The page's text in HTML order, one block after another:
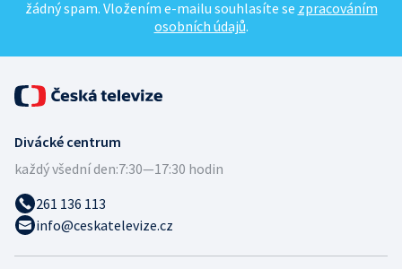
žádný spam. Vložením e-mailu souhlasíte se zpracováním
osobních údajů.